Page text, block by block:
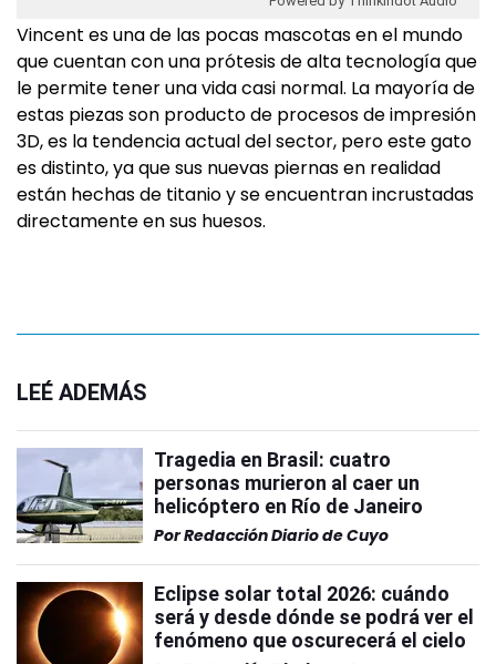
Vincent es una de las pocas mascotas en el mundo
que cuentan con una prótesis de alta tecnología que
le permite tener una vida casi normal. La mayoría de
estas piezas son producto de procesos de impresión
3D, es la tendencia actual del sector, pero este gato
es distinto, ya que sus nuevas piernas en realidad
están hechas de titanio y se encuentran incrustadas
directamente en sus huesos.
LEÉ ADEMÁS
Tragedia en Brasil: cuatro
personas murieron al caer un
helicóptero en Río de Janeiro
PorRedacción Diario de Cuyo
Eclipse solar total 2026: cuándo
será y desde dónde se podrá ver el
fenómeno que oscurecerá el cielo